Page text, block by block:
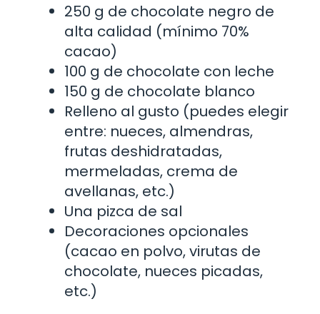
250 g de chocolate negro de
alta calidad (mínimo 70%
cacao)
100 g de chocolate con leche
150 g de chocolate blanco
Relleno al gusto (puedes elegir
entre: nueces, almendras,
frutas deshidratadas,
mermeladas, crema de
avellanas, etc.)
Una pizca de sal
Decoraciones opcionales
(cacao en polvo, virutas de
chocolate, nueces picadas,
etc.)